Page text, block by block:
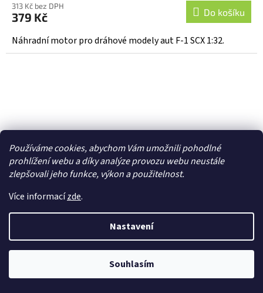
Používáme cookies, abychom Vám umožnili pohodlné
prohlížení webu a díky analýze provozu webu neustále
zlepšovali jeho funkce, výkon a použitelnost.
Více informacízde.
Nastavení
Souhlasím
313 Kč bez DPH
379 Kč Do košíku
Náhradní motor pro dráhové modely aut F-1 SCX 1:32.
SCX Classic Vodící prvek s kartáčky (3) -
SCXA10281X400